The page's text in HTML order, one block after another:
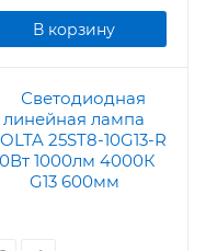
В корзину